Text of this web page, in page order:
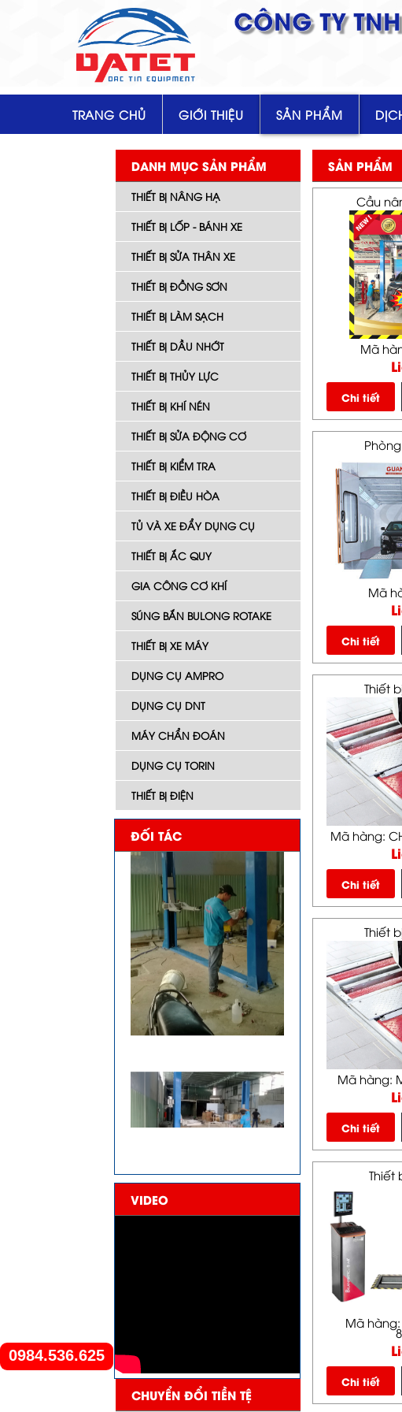
CÔNG TY
0984.536.625
TRANG CHỦ GIỚI THIỆU SẢN PHẨM
DANH MỤC SẢN PHẨM
THIẾT BỊ NÂNG HẠ
THIẾT BỊ LỐP - BÁNH XE
THIẾT BỊ SỬA THÂN XE
THIẾT BỊ ĐỒNG SƠN
THIẾT BỊ LÀM SẠCH
THIẾT BỊ DẦU NHỚT
THIẾT BỊ THỦY LỰC
THIẾT BỊ KHÍ NÉN
THIẾT BỊ SỬA ĐỘNG CƠ
THIẾT BỊ KIỂM TRA
THIẾT BỊ ĐIỀU HÒA
TỦ VÀ XE ĐẨY DỤNG CỤ
THIẾT BỊ ẮC QUY
GIA CÔNG CƠ KHÍ
SÚNG BẮN BULONG ROTAKE
THIẾT BỊ XE MÁY
DỤNG CỤ AMPRO
DỤNG CỤ DNT
MÁY CHẨN ĐOÁN
DỤNG CỤ TORIN
THIẾT BỊ ĐIỆN
ĐỐI TÁC
VIDEO
CHUYỂN ĐỔI TIỀN TỆ
SẢN PHẨM
Cầu
Mã
Chi tiết
Mã
Chi tiết
Thiết
Mã hàng:
Chi tiết
Thiết
Mã hàng:
Chi tiết
Thiết
Mã hàng:
Chi tiết